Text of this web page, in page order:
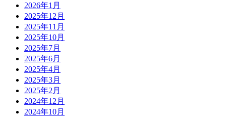
2026年1月
2025年12月
2025年11月
2025年10月
2025年7月
2025年6月
2025年4月
2025年3月
2025年2月
2024年12月
2024年10月